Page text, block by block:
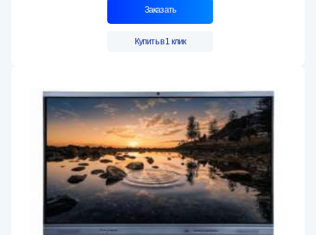
Заказать
Купить в 1 клик